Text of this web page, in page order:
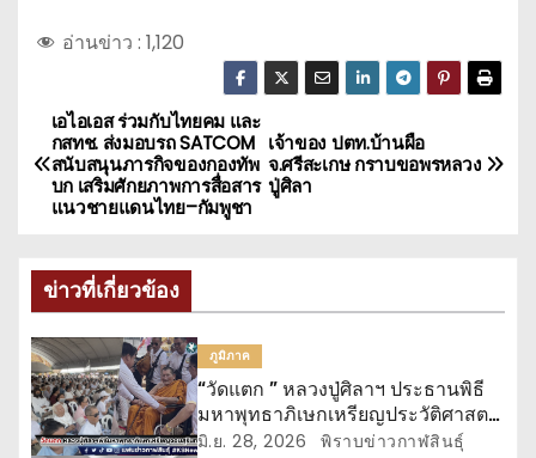
อ่านข่าว : 1,120
แ
น
แ
น
ว
เ
เจ้าของ ปตท.บ้านผือ
จ.ศรีสะเกษ กราบขอพรหลวง
ปู่ศิลา
เอไอเอส ร่วมกับไทยคม และ
กสทช. ส่งมอบรถ SATCOM
สนับสนุนภารกิจของกองทัพ
บก เสริมศักยภาพการสื่อสาร
แนวชายแดนไทย–กัมพูชา
ข่าวที่เกี่ยวข้อง
ภูมิภาค
“วัดแตก ” หลวงปู่ศิลาฯ ประธานพิธี
มหาพุทธาภิเษกเหรียญประวัติศาสตร์
“จอมสุรินทร์”
มิ.ย. 28, 2026 พิราบข่าวกาฬสินธุ์